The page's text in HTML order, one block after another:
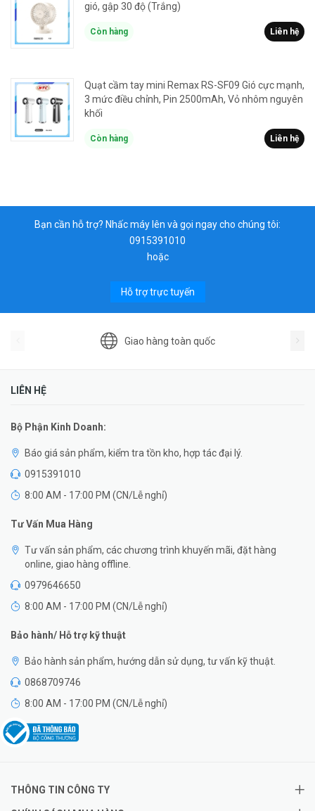
gió, gập 30 độ (Trắng)
Còn hàng Liên hệ
Quạt cầm tay mini Remax RS-SF09 Gió cực mạnh,
3 mức điều chỉnh, Pin 2500mAh, Vỏ nhôm nguyên
khối
Còn hàng Liên hệ
Bạn cần hỗ trợ? Nhấc máy lên và gọi ngay cho chúng tôi:
0915391010
hoặc
Hỗ trợ trực tuyến
Giao hàng toàn quốc
LIÊN HỆ
Bộ Phận Kinh Doanh:
Báo giá sản phẩm, kiểm tra tồn kho, hợp tác đại lý.
0915391010
8:00 AM - 17:00 PM (CN/Lễ nghỉ)
Tư Vấn Mua Hàng
Tư vấn sản phẩm, các chương trình khuyến mãi, đặt hàng
online, giao hàng offline.
0979646650
8:00 AM - 17:00 PM (CN/Lễ nghỉ)
Bảo hành/ Hỗ trợ kỹ thuật
Bảo hành sản phẩm, hướng dẫn sử dụng, tư vấn kỹ thuật.
0868709746
8:00 AM - 17:00 PM (CN/Lễ nghỉ)
THÔNG TIN CÔNG TY